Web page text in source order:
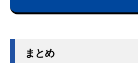
まとめ